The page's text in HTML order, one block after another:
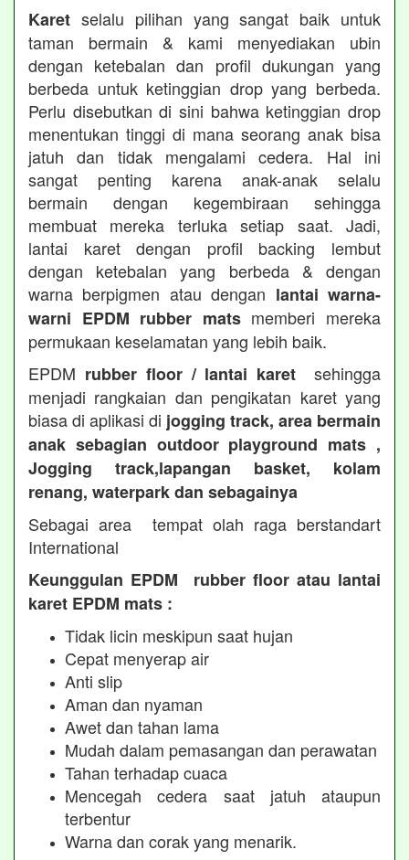
Karet selalu pilihan yang sangat baik untuk
taman bermain & kami menyediakan ubin
dengan ketebalan dan profil dukungan yang
berbeda untuk ketinggian drop yang berbeda.
Perlu disebutkan di sini bahwa ketinggian drop
menentukan tinggi di mana seorang anak bisa
jatuh dan tidak mengalami cedera. Hal ini
sangat penting karena anak-anak selalu
bermain dengan kegembiraan sehingga
membuat mereka terluka setiap saat. Jadi,
lantai karet dengan profil backing lembut
dengan ketebalan yang berbeda & dengan
warna berpigmen atau dengan lantai warna-
warni EPDM rubber matsmemberi mereka
permukaan keselamatan yang lebih baik.
EPDM rubber floor / lantai karet sehingga
menjadi rangkaian dan pengikatan karet yang
biasa di aplikasi di jogging track, area bermain
anak sebagian outdoor playground mats ,
Jogging track,lapangan basket, kolam
renang, waterpark dan sebagainya
Sebagai area tempat olah raga berstandart
International
Keunggulan EPDM rubber floor atau lantai
karet EPDM mats :
Tidak licin meskipun saat hujan
Cepat menyerap air
Anti slip
Aman dan nyaman
Awet dan tahan lama
Mudah dalam pemasangan dan perawatan
Tahan terhadap cuaca
Mencegah cedera saat jatuh ataupun
terbentur
Warna dan corak yang menarik.